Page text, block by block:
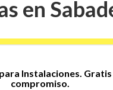
en
Instalaciones. Gratis
compromiso.